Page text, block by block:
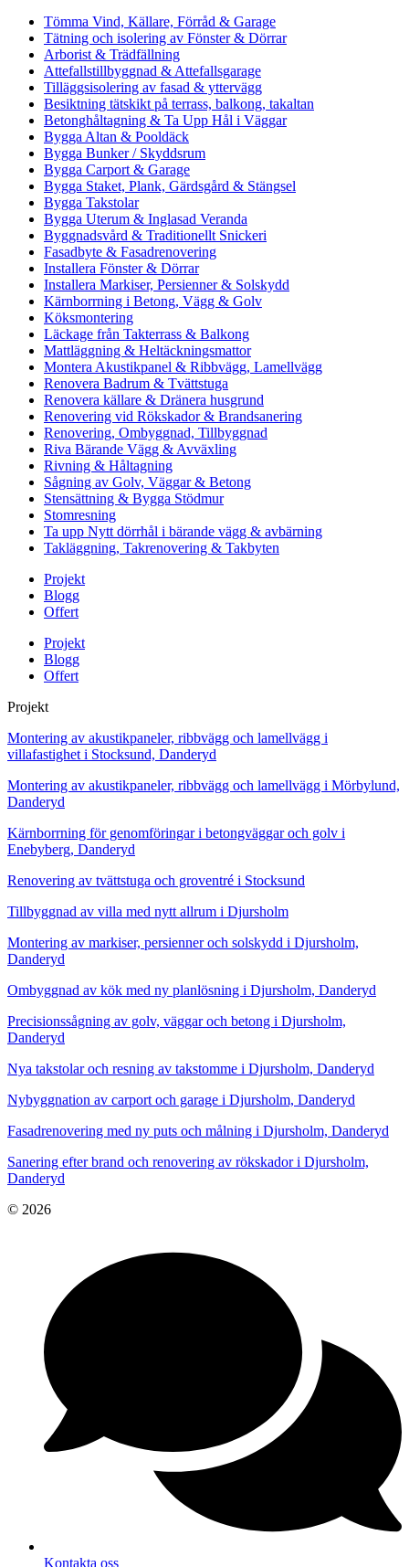
Tömma Vind, Källare, Förråd & Garage
Tätning och isolering av Fönster & Dörrar
Arborist & Trädfällning
Attefallstillbyggnad & Attefallsgarage
Tilläggsisolering av fasad & yttervägg
Besiktning tätskikt på terrass, balkong, takaltan
Betonghåltagning & Ta Upp Hål i Väggar
Bygga Altan & Pooldäck
Bygga Bunker / Skyddsrum
Bygga Carport & Garage
Bygga Staket, Plank, Gärdsgård & Stängsel
Bygga Takstolar
Bygga Uterum & Inglasad Veranda
Byggnadsvård & Traditionellt Snickeri
Fasadbyte & Fasadrenovering
Installera Fönster & Dörrar
Installera Markiser, Persienner & Solskydd
Kärnborrning i Betong, Vägg & Golv
Köksmontering
Läckage från Takterrass & Balkong
Mattläggning & Heltäckningsmattor
Montera Akustikpanel & Ribbvägg, Lamellvägg
Renovera Badrum & Tvättstuga
Renovera källare & Dränera husgrund
Renovering vid Rökskador & Brandsanering
Renovering, Ombyggnad, Tillbyggnad
Riva Bärande Vägg & Avväxling
Rivning & Håltagning
Sågning av Golv, Väggar & Betong
Stensättning & Bygga Stödmur
Stomresning
Ta upp Nytt dörrhål i bärande vägg & avbärning
Takläggning, Takrenovering & Takbyten
Projekt
Blogg
Offert
Projekt
Blogg
Offert
Projekt
Montering av akustikpaneler, ribbvägg och lamellvägg i
villafastighet i Stocksund, Danderyd
Montering av akustikpaneler, ribbvägg och lamellvägg i Mörbylund,
Danderyd
Kärnborrning för genomföringar i betongväggar och golv i
Enebyberg, Danderyd
Renovering av tvättstuga och groventré i Stocksund
Tillbyggnad av villa med nytt allrum i Djursholm
Montering av markiser, persienner och solskydd i Djursholm,
Danderyd
Ombyggnad av kök med ny planlösning i Djursholm, Danderyd
Precisionssågning av golv, väggar och betong i Djursholm,
Danderyd
Nya takstolar och resning av takstomme i Djursholm, Danderyd
Nybyggnation av carport och garage i Djursholm, Danderyd
Fasadrenovering med ny puts och målning i Djursholm, Danderyd
Sanering efter brand och renovering av rökskador i Djursholm,
Danderyd
© 2026
Kontakta oss